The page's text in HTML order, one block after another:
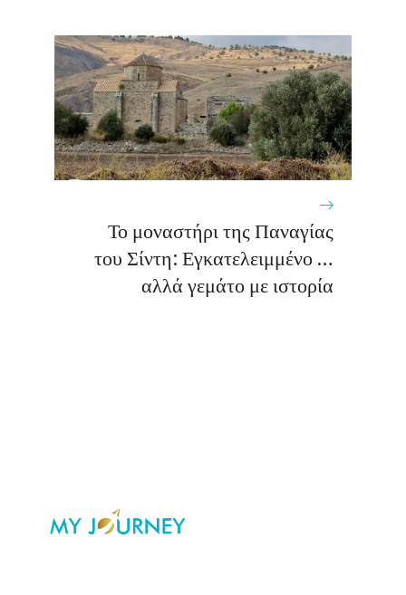
Το μοναστήρι της Παναγίας
του Σίντη: Εγκατελειμμένο …
αλλά γεμάτο με ιστορία